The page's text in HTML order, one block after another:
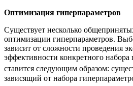
Оптимизация гиперпараметров
Существует несколько
оптимизации гиперпараметров.
зависит от сложности проведения
эффективности конкретного набора
ставится следующим образом:
зависящий от набора